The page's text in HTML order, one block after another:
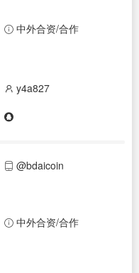
中外合资/合作
y4a827
@bdaicoin
中外合资/合作